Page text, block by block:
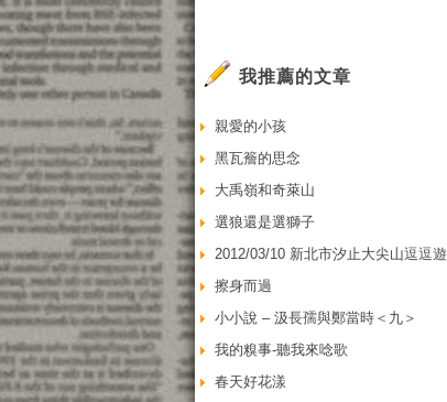
我推薦的文章
親愛的小孩
黑瓦簷的思念
大禹嶺和奇萊山
選狼還是選獅子
2012/03/10 新北市汐止大尖山逗逗遊
擦身而過
小小說 – 汲長孺與鄭當時＜九＞
我的糗事-聽我來唸歌
春天好花漾